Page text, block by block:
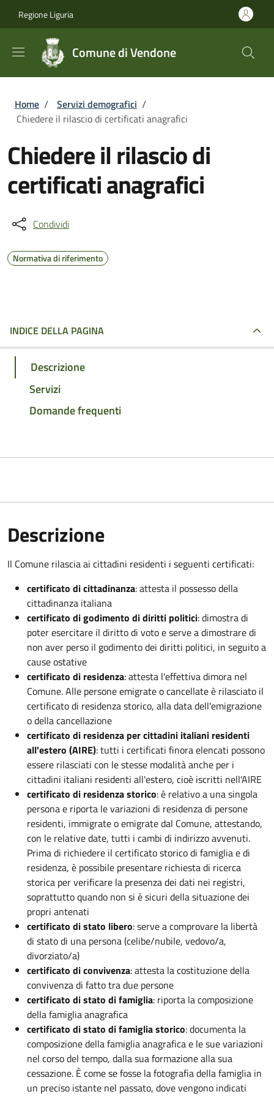
Regione Liguria
Comune di Vendone
Briciole di pane
Home / Servizi demografici /
Chiedere il rilascio di certificati anagrafici
Chiedere il rilascio di
certificati anagrafici
Condividi
Normativa di riferimento
INDICE DELLA PAGINA
Descrizione
Servizi
Domande frequenti
Descrizione
Il Comune rilascia ai cittadini residenti i seguenti certificati:
certificato di cittadinanza: attesta il possesso della
cittadinanza italiana
certificato di godimento di diritti politici: dimostra di
poter esercitare il diritto di voto e serve a dimostrare di
non aver perso il godimento dei diritti politici, in seguito a
cause ostative
certificato di residenza: attesta l'effettiva dimora nel
Comune. Alle persone emigrate o cancellate è rilasciato il
certificato di residenza storico, alla data dell'emigrazione
o della cancellazione
certificato di residenza per cittadini italiani residenti
all'estero (AIRE): tutti i certificati finora elencati possono
essere rilasciati con le stesse modalità anche per i
cittadini italiani residenti all'estero, cioè iscritti nell'AIRE
certificato di residenza storico: è relativo a una singola
persona e riporta le variazioni di residenza di persone
residenti, immigrate o emigrate dal Comune, attestando,
con le relative date, tutti i cambi di indirizzo avvenuti.
Prima di richiedere il certificato storico di famiglia e di
residenza, è possibile presentare richiesta di ricerca
storica per verificare la presenza dei dati nei registri,
soprattutto quando non si è sicuri della situazione dei
propri antenati
certificato di stato libero: serve a comprovare la libertà
di stato di una persona (celibe/nubile, vedovo/a,
divorziato/a)
certificato di convivenza: attesta la costituzione della
convivenza di fatto tra due persone
certificato di stato di famiglia: riporta la composizione
della famiglia anagrafica
certificato di stato di famiglia storico: documenta la
composizione della famiglia anagrafica e le sue variazioni
nel corso del tempo, dalla sua formazione alla sua
cessazione. È come se fosse la fotografia della famiglia in
un preciso istante nel passato, dove vengono indicati